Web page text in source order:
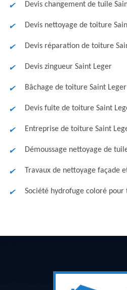
Devis changement de tuile
Devis nettoyage de toiture
Devis réparation de toiture
Devis zingueur Saint Leger
Bâchage de toiture Saint Leger
Devis fuite de toiture Saint
Entreprise de toiture Saint
Démoussage nettoyage de
Travaux de nettoyage façade
Société hydrofuge coloré